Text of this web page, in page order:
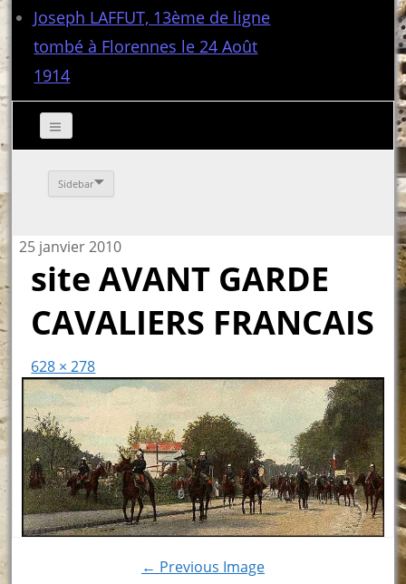
Joseph LAFFUT, 13ème de ligne
tombé à Florennes le 24 Août
1914
Sidebar
25 janvier 2010
site AVANT GARDE
CAVALIERS FRANCAIS
628 × 278
← Previous Image